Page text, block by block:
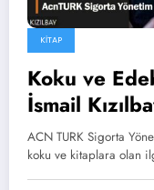
KITAP
Koku ve
İsmail
ACN TURK Sigorta
koku ve kitaplara olan